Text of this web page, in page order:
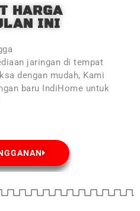
HARGA
INI
jaringan di tempat
dengan mudah, Kami
baru IndiHome untuk